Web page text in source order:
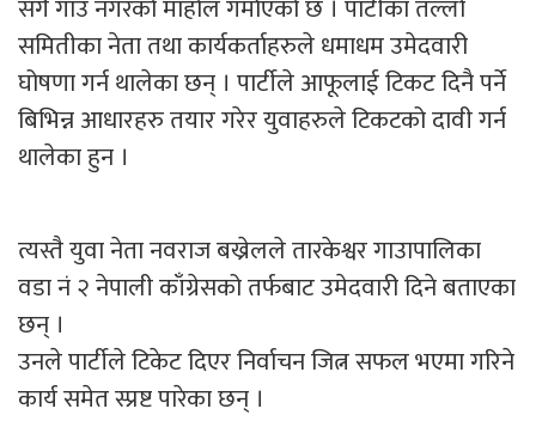
सँगै गाउँ नगरको माहोल गर्माएको छ । पार्टीका तल्लो
समितीका नेता तथा कार्यकर्ताहरुले धमाधम उमेदवारी
घोषणा गर्न थालेका छन् । पार्टीले आफूलाई टिकट दिनै पर्ने
बिभिन्न आधारहरु तयार गरेर युवाहरुले टिकटको दावी गर्न
थालेका हुन ।
त्यस्तै युवा नेता नवराज बख्रेलले तारकेश्वर गाउापालिका
वडा नं २ नेपाली काँग्रेसको तर्फबाट उमेदवारी दिने बताएका
छन् ।
उनले पार्टीले टिकेट दिएर निर्वाचन जित्न सफल भएमा गरिने
कार्य समेत स्प्रष्ट पारेका छन् ।